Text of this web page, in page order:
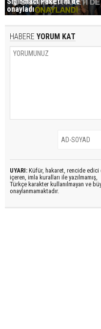
onayladı
HABERE YORUM KAT
UYARI: Küfür, hakaret, rencide edici
içeren, imla kuralları ile yazılmamış,
Türkçe karakter kullanılmayan ve
onaylanmamaktadır.